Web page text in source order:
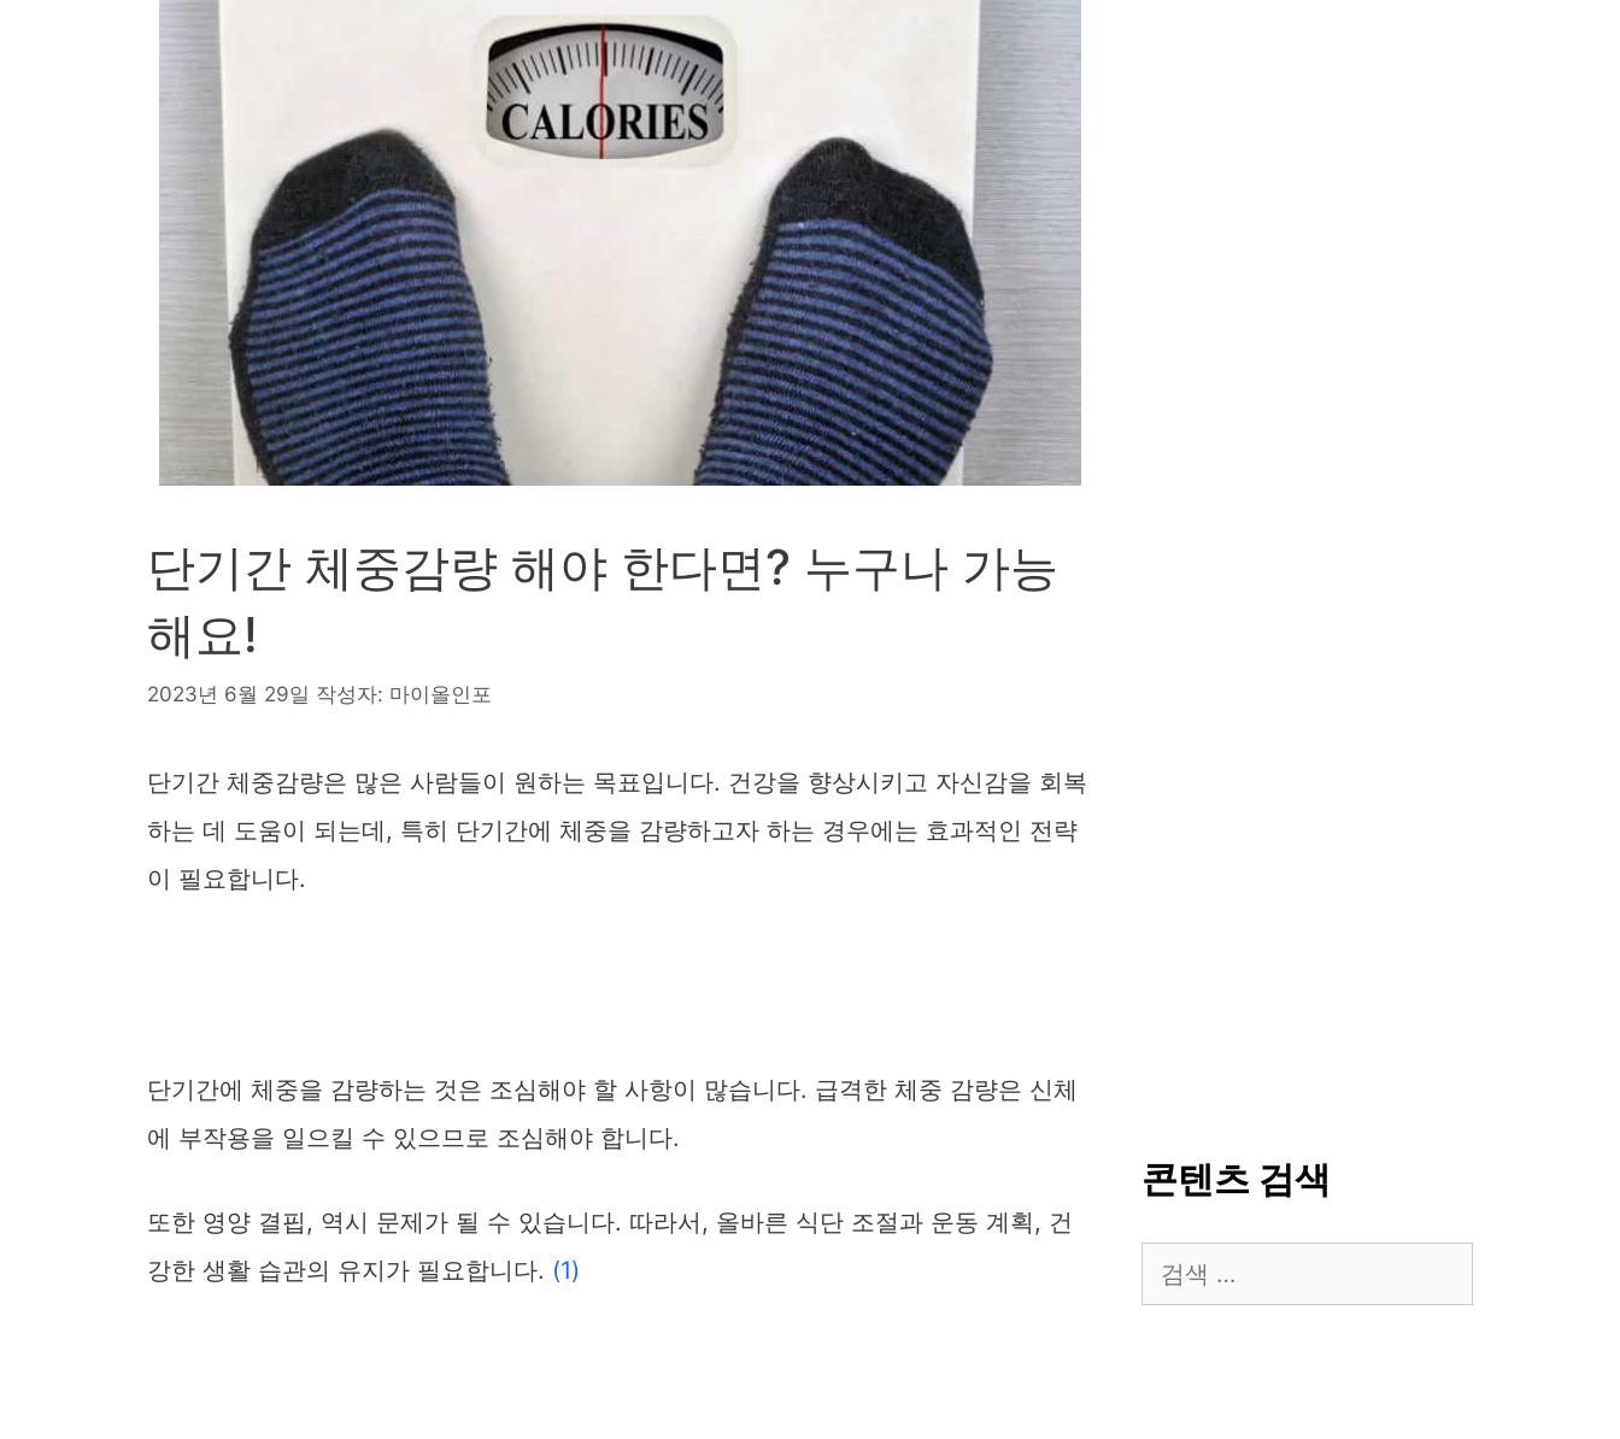
단기간 체중감량 해야 한다면? 누구나 가능
해요!
2023년 6월 29일 작성자: 마이올인포
단기간 체중감량은 많은 사람들이 원하는 목표입니다. 건강을 향상시키고 자신감을 회복
하는 데 도움이 되는데, 특히 단기간에 체중을 감량하고자 하는 경우에는 효과적인 전략
이 필요합니다.
단기간에 체중을 감량하는 것은 조심해야 할 사항이 많습니다. 급격한 체중 감량은 신체
에 부작용을 일으킬 수 있으므로 조심해야 합니다.
또한 영양 결핍, 역시 문제가 될 수 있습니다. 따라서, 올바른 식단 조절과 운동 계획, 건
강한 생활 습관의 유지가 필요합니다. (1)
콘텐츠 검색
색: